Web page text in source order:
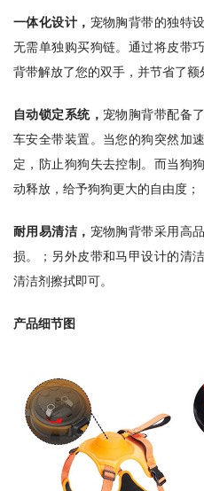
一体化设计 ， 宠物胸背带的独特
无需单独购买狗链。通过将皮带
背带解放了您的双手，并节省了额
自动锁定系统， 宠物胸背带配备
车安全带装置。当您的狗突然加
定，防止狗狗失去控制。而当狗
动释放，给予狗狗更大的自由度；
耐用易清洁 ， 宠物胸背带采用高
损。；另外皮带和马甲设计的清
清洁剂擦拭即可。
产品细节图